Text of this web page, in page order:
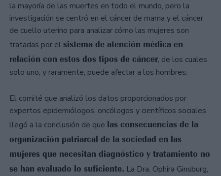
la mayoría de las muertes en todo el mundo, pero la
investigación se centró en el cáncer de mama y el cáncer
de cuello uterino para analizar cómo las mujeres son
tratadas por el sistema de atención médica en
relación con estos dos tipos de cáncer, de los cuales
solo uno, y raramente, puede afectar a los hombres.
El comité que analizó los datos proporcionados por
expertos epidemiólogos, oncólogos y científicos sociales
llegó a la conclusión de que las consecuencias de la
organización patriarcal de la sociedad en las
mujeres que necesitan diagnóstico y tratamiento no
se han evaluado lo suficiente. La Dra. Ophira Ginsburg,